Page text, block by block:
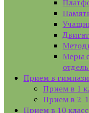
Меры
Прием в
Прием в 1
Прием в 2-
Прием в 10 класс